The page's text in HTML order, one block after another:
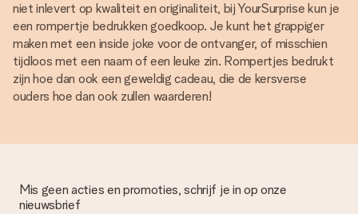
niet inlevert op kwaliteit en originaliteit, bij YourSurprise kun je
een rompertje bedrukken goedkoop. Je kunt het grappiger
maken met een inside joke voor de ontvanger, of misschien
tijdloos met een naam of een leuke zin. Rompertjes bedrukt
zijn hoe dan ook een geweldig cadeau, die de kersverse
ouders hoe dan ook zullen waarderen!
Mis geen acties en promoties, schrijf je in op onze
nieuwsbrief